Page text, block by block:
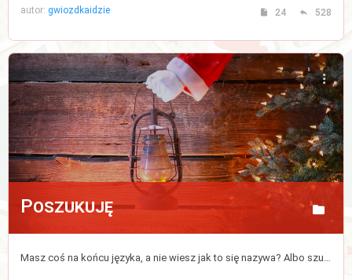
autor: gwiozdkaidzie 24 528
Poszukuję
Masz coś na końcu języka, a nie wiesz jak to się nazywa? Albo szukasz czegoś, ale nie bardzo wiesz od czego zacząć? Napisz, a postaramy się pomóc.